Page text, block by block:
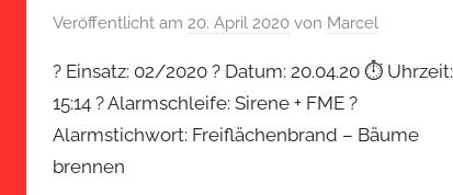
Veröffentlicht am 20. April 2020 von Marcel
? Einsatz: 02/2020 ? Datum: 20.04.20 ⏱ Uhrzeit:
15:14 ? Alarmschleife: Sirene + FME ?
Alarmstichwort: Freiflächenbrand – Bäume
brennen